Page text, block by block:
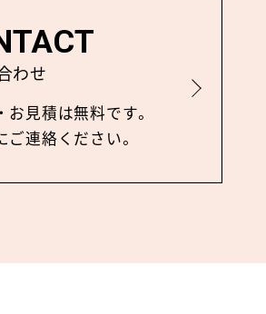
わせ
⾒積は無料です。
ご連絡ください。
詳しく見る